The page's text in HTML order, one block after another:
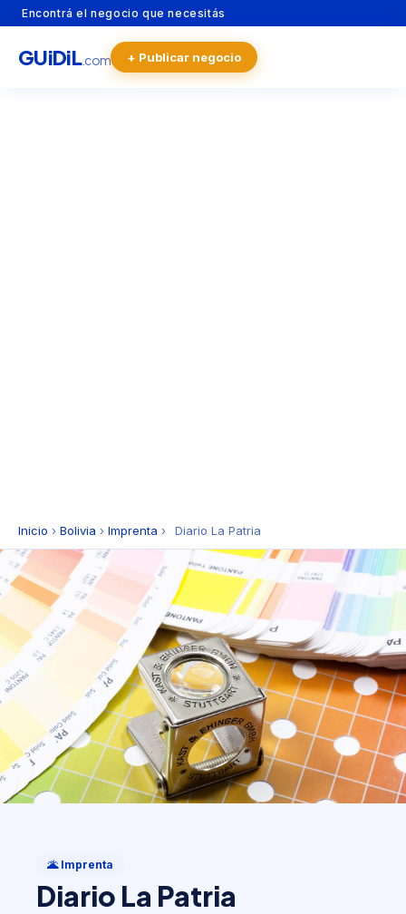
Encontrá el negocio que necesitás
GUiDiL.com + Publicar negocio
Inicio › Bolivia › Imprenta › Diario La Patria
Diario La Patria
📍 Santa Cruz de la Sierra, Bolivia🌎 Bolivia
🌋 Imprenta
Diario La Patria